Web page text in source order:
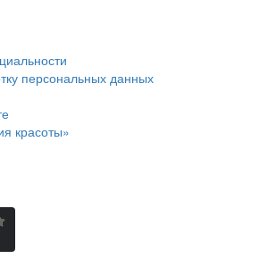
персональных данных
красоты»